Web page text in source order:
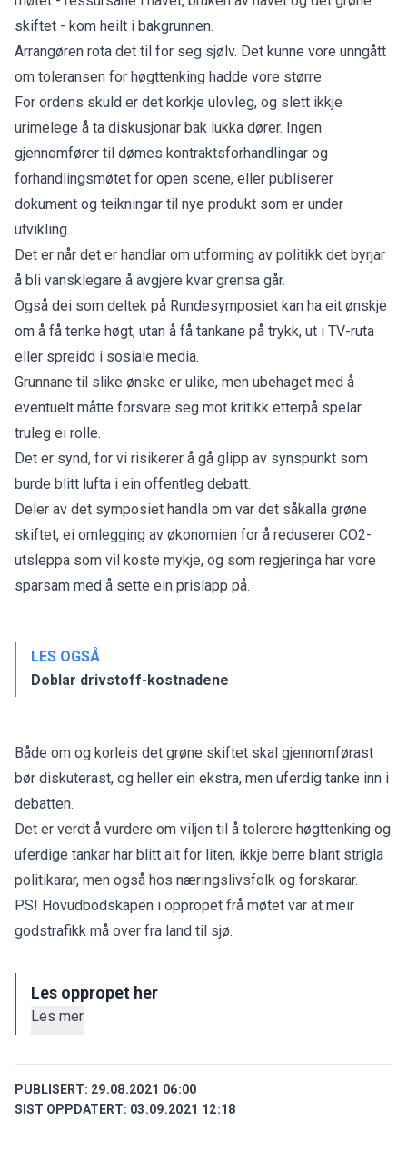
skiftet - kom heilt i bakgrunnen.
Arrangøren rota det til for seg sjølv. Det kunne vore unngått
om toleransen for høgttenking hadde vore større.
For ordens skuld er det korkje ulovleg, og slett ikkje
urimelege å ta diskusjonar bak lukka dører. Ingen
gjennomfører til dømes kontraktsforhandlingar og
forhandlingsmøtet for open scene, eller publiserer
dokument og teikningar til nye produkt som er under
utvikling.
Det er når det er handlar om utforming av politikk det byrjar
å bli vansklegare å avgjere kvar grensa går.
Også dei som deltek på Rundesymposiet kan ha eit ønskje
om å få tenke høgt, utan å få tankane på trykk, ut i TV-ruta
eller spreidd i sosiale media.
Grunnane til slike ønske er ulike, men ubehaget med å
eventuelt måtte forsvare seg mot kritikk etterpå spelar
truleg ei rolle.
Det er synd, for vi risikerer å gå glipp av synspunkt som
burde blitt lufta i ein offentleg debatt.
Deler av det symposiet handla om var det såkalla grøne
skiftet, ei omlegging av økonomien for å reduserer CO2-
utsleppa som vil koste mykje, og som regjeringa har vore
sparsam med å sette ein prislapp på.
LES OGSÅ
Doblar drivstoff-kostnadene
Både om og korleis det grøne skiftet skal gjennomførast
bør diskuterast, og heller ein ekstra, men uferdig tanke inn i
debatten.
Det er verdt å vurdere om viljen til å tolerere høgttenking og
uferdige tankar har blitt alt for liten, ikkje berre blant strigla
politikarar, men også hos næringslivsfolk og forskarar.
PS! Hovudbodskapen i oppropet frå møtet var at meir
godstrafikk må over fra land til sjø.
Les oppropet her
Les mer
PUBLISERT: 29.08.2021 06:00
SIST OPPDATERT: 03.09.2021 12:18